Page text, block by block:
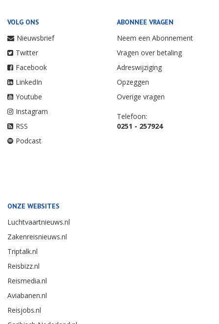
VOLG ONS
Nieuwsbrief
Twitter
Facebook
LinkedIn
Youtube
Instagram
RSS
Podcast
ABONNEE VRAGEN
Neem een Abonnement
Vragen over betaling
Adreswijziging
Opzeggen
Overige vragen
Telefoon:
0251 - 257924
ONZE WEBSITES
Luchtvaartnieuws.nl
Zakenreisnieuws.nl
Triptalk.nl
Reisbizz.nl
Reismedia.nl
Aviabanen.nl
Reisjobs.nl